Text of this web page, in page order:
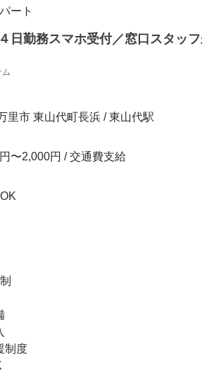
ート
日勤務スマホ受付／窓口スタッ
里市 東山代町長浜 / 東山代駅
〜2,000円 / 交通費支給
制度